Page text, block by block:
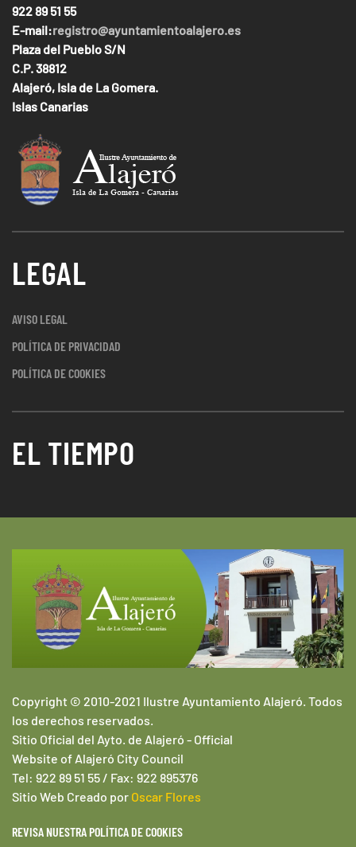
922 89 51 55
E-mail:registro@ayuntamientoalajero.es
Plaza del Pueblo S/N
C.P. 38812
Alajeró, Isla de La Gomera.
Islas Canarias
LEGAL
AVISO LEGAL
POLÍTICA DE PRIVACIDAD
POLÍTICA DE COOKIES
EL TIEMPO
Copyright © 2010-2021 Ilustre Ayuntamiento Alajeró. Todos
los derechos reservados.
Sitio Oficial del Ayto. de Alajeró - Official
Website of Alajeró City Council
Tel: 922 89 51 55 / Fax: 922 895376
Sitio Web Creado por Oscar Flores
REVISA NUESTRA POLÍTICA DE COOKIES